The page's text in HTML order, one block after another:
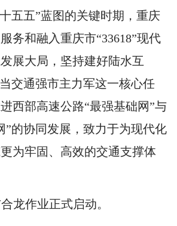
五五”蓝图的关键时期，重庆
务和融入重庆市“33618”现代
展大局，坚持建好陆水互
交通强市主力军这一核心任
西部高速公路“最强基础网”与
”的协同发展，致力于为现代化
为牢固、高效的交通支撑体
龙作业正式启动。